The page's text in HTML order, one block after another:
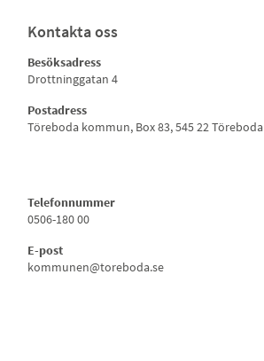
Kontakta oss
Besöksadress
Drottninggatan 4
Postadress
Töreboda kommun, Box 83, 545 22 Töreboda
Telefonnummer
0506-180 00
E-post
kommunen@toreboda.se